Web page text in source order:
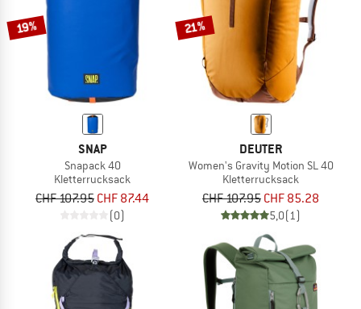
19%
SNAP
Snapack 40
Kletterrucksack
CHF 107.95 CHF 87.44
(0)
21%
DEUTER
Women's Gravity Motion SL 40
Kletterrucksack
CHF 107.95 CHF 85.28
5,0(1)